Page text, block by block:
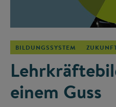
BILDUNGSSYSTEM
einem Guss